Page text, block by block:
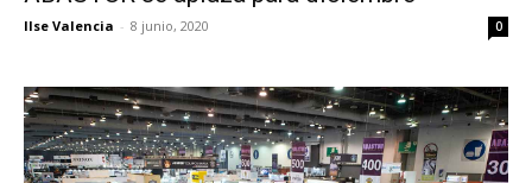
Ilse Valencia - 8 junio, 2020 0